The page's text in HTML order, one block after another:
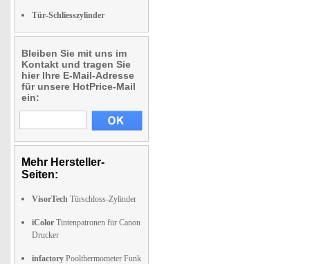
Tür-Schliesszylinder
Bleiben Sie mit uns im
Kontakt und tragen Sie
hier Ihre E-Mail-Adresse
für unsere HotPrice-Mail
ein:
Mehr Hersteller-
Seiten:
VisorTech Türschloss-Zylinder
iColor Tintenpatronen für Canon
Drucker
infactory Poolthermometer Funk